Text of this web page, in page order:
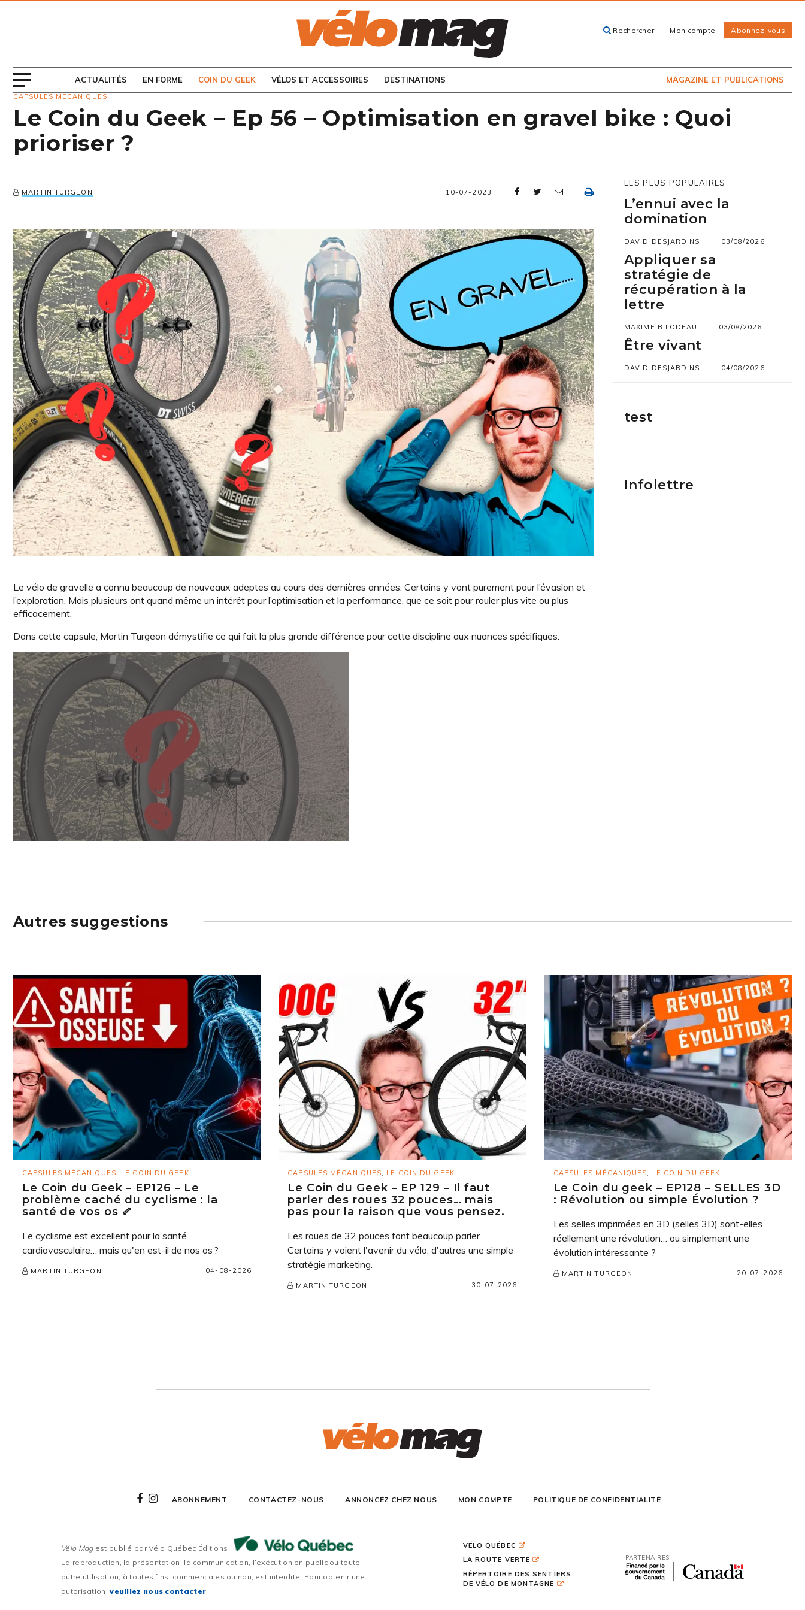
Rechercher Mon compte Abonnez-vous
ACTUALITÉS EN FORME COIN DU GEEK VÉLOS ET ACCESSOIRES DESTINATIONS MAGAZINE ET PUBLICATIONS
CONSULTEZ LES
EN KIOSQUE
CAPSULES MÉCANIQUES
Le Coin du Geek – Ep 56 – Optimisation en gravel bike : Quoi
prioriser ?
MARTIN TURGEON 10-07-2023
Le vélo de gravelle a connu beaucoup de nouveaux adeptes au cours des dernières années. Certains y vont purement pour l’évasion et
l’exploration. Mais plusieurs ont quand même un intérêt pour l’optimisation et la performance, que ce soit pour rouler plus vite ou plus
efficacement.
Dans cette capsule, Martin Turgeon démystifie ce qui fait la plus grande différence pour cette discipline aux nuances spécifiques.
LES PLUS POPULAIRES
L’ennui avec la
domination
DAVID DESJARDINS 03/08/2026
Appliquer sa
stratégie de
récupération à la
lettre
MAXIME BILODEAU 03/08/2026
Être vivant
DAVID DESJARDINS 04/08/2026
test
Infolettre
Autres suggestions
CAPSULES MÉCANIQUES LE COIN DU GEEK
Le Coin du Geek – EP126 – Le
problème caché du cyclisme : la
santé de vos os 🦴
Le cyclisme est excellent pour la santé
cardiovasculaire… mais qu'en est-il de nos os ?
MARTIN TURGEON 04-08-2026
CAPSULES MÉCANIQUES LE COIN DU GEEK
Le Coin du Geek – EP 129 – Il faut
parler des roues 32 pouces… mais
pas pour la raison que vous pensez.
Les roues de 32 pouces font beaucoup parler.
Certains y voient l'avenir du vélo, d'autres une simple
stratégie marketing.
MARTIN TURGEON 30-07-2026
CAPSULES MÉCANIQUES LE COIN DU GEEK
Le Coin du geek – EP128 – SELLES 3D
: Révolution ou simple Évolution ?
Les selles imprimées en 3D (selles 3D) sont-elles
réellement une révolution… ou simplement une
évolution intéressante ?
MARTIN TURGEON 20-07-2026
ABONNEMENT CONTACTEZ-NOUS ANNONCEZ CHEZ NOUS MON COMPTE POLITIQUE DE CONFIDENTIALITÉ
Vélo Magest publié par Vélo Québec Éditions
La reproduction, la présentation, la communication, l’exécution en public ou toute
autre utilisation, à toutes fins, commerciales ou non, est interdite. Pour obtenir une
autorisation,veuillez nous contacter
VÉLO QUÉBEC
LA ROUTE VERTE
RÉPERTOIRE DES SENTIERS
DE VÉLO DE MONTAGNE
PARTENAIRES